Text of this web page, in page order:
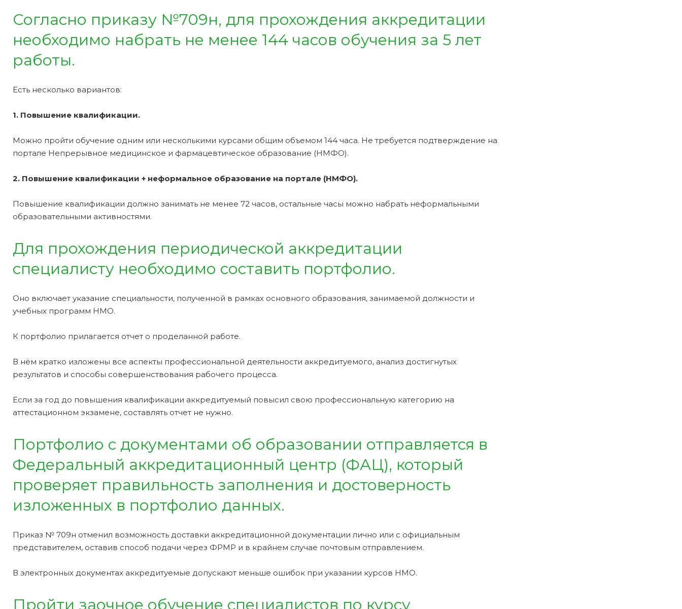
Согласно приказу №709н, для прохождения аккредитации
необходимо набрать не менее 144 часов обучения за 5 лет
работы.
Есть несколько вариантов:
1. Повышение квалификации.
Можно пройти обучение одним или несколькими курсами общим объемом 144 часа. Не требуется подтверждение на
портале Непрерывное медицинское и фармацевтическое образование (НМФО).
2. Повышение квалификации + неформальное образование на портале (НМФО).
Повышение квалификации должно занимать не менее 72 часов, остальные часы можно набрать неформальными
образовательными активностями.
Для прохождения периодической аккредитации
специалисту необходимо составить портфолио.
Оно включает указание специальности, полученной в рамках основного образования, занимаемой должности и
учебных программ НМО.
К портфолио прилагается отчет о проделанной работе.
В нём кратко изложены все аспекты профессиональной деятельности аккредитуемого, анализ достигнутых
результатов и способы совершенствования рабочего процесса.
Если за год до повышения квалификации аккредитуемый повысил свою профессиональную категорию на
аттестационном экзамене, составлять отчет не нужно.
Портфолио с документами об образовании отправляется в
Федеральный аккредитационный центр (ФАЦ), который
проверяет правильность заполнения и достоверность
изложенных в портфолио данных.
Приказ № 709н отменил возможность доставки аккредитационной документации лично или с официальным
представителем, оставив способ подачи через ФРМР и в крайнем случае почтовым отправлением.
В электронных документах аккредитуемые допускают меньше ошибок при указании курсов НМО.
Пройти заочное обучение специалистов по курсу